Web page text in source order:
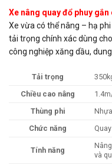
Xe nâng quay đổ phuy gắn
Xe vừa có thể nâng – hạ
tải trọng chính xác dùng
công nghiệp xăng dầu,
Tải trọng
Chiều cao nâng
Thùng phi
Chức năng
Tính năng
và